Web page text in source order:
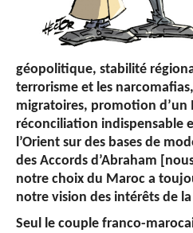
géopolitique, stabilité
terrorisme et les
migratoires, promotion d’un
réconciliation indispensable
l’Orient sur des bases de
des Accords d’Abraham
notre choix du Maroc a
notre vision des intérêts de
Seul le couple franco-